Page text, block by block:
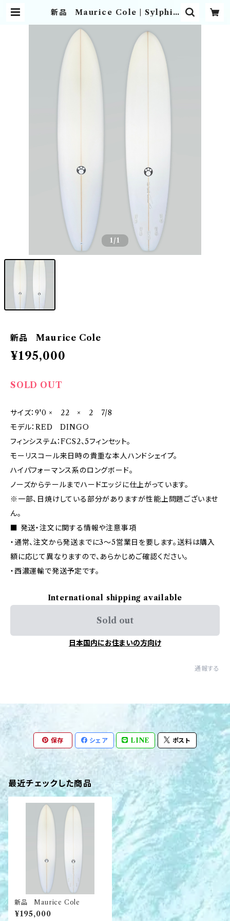
新品 Maurice Cole | Sylphid
1/1
新品 Maurice Cole
¥195,000
SOLD OUT
サイズ：9'0 × 22 × 2 7/8
モデル：RED DINGO
フィンシステム：FCS2、5フィンセット。
モーリスコール来日時の貴重な本人ハンドシェイプ。
ハイパフォーマンス系のロングボード。
ノーズからテールまでハードエッジに仕上がっています。
※一部、日焼けしている部分がありますが性能上問題ございませ
ん。
■ 発送・注文に関する情報や注意事項
・通常、注文から発送までに3〜5営業日を要します。送料は購入
額に応じて異なりますので、あらかじめご確認ください。
・西濃運輸で発送予定です。
International shipping available
Sold out
日本国内にお住まいの方向け
通報する
保存 シェア LINE ポスト
最近チェックした商品
新品 Maurice Cole
¥195,000